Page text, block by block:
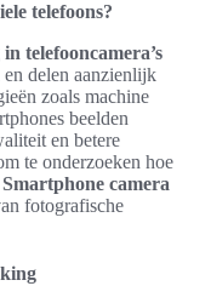
telefoons?
telefooncamera’s
en delen aanzienlijk
zoals machine
beelden
en betere
te onderzoeken hoe
Smartphone camera
fotografische